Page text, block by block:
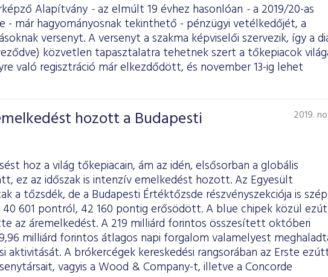
Alapítvány -az elmúlt 19 évhez hasonlóan -a 2019/20-as
- már hagyományosnak tekinthető - pénzügyi vetélkedőjét, a
versenyt. A versenyt a szakma képviselői szervezik, így a
közvetlen tapasztalatra tehetnek szert a tőkepiacok
való regisztráció már elkezdődött, és november 13-ig lehet
hozott a Budapesti
2019.
hoz a világ tőkepiacain, ám az idén, elsősorban a globális
ez az időszak is intenzív emelkedést hozott. Az Egyesült
a tőzsdék, de a Budapesti Értéktőzsde részvényszekciója is
601 pontról, 42 160 pontig erősödött. A blue chipek közül
az áremelkedést. A 219 milliárd forintos összesített októberi
milliárd forintos átlagos napi forgalom valamelyest
aktivitását. A brókercégek kereskedési rangsorában az Erste
vagyis a Wood & Company-t, illetve a Concorde